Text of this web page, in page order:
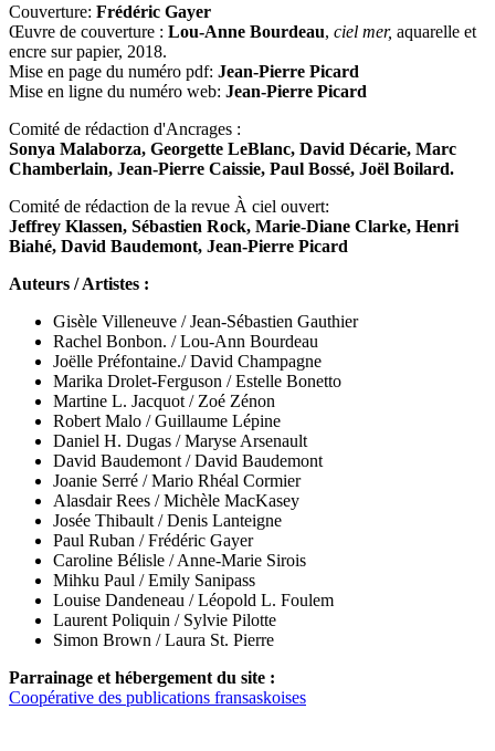
Couverture: Frédéric Gayer
Œuvre de couverture : Lou-Anne Bourdeau, ciel mer, aquarelle et
encre sur papier, 2018.
Mise en page du numéro pdf: Jean-Pierre Picard
Mise en ligne du numéro web: Jean-Pierre Picard
Comité de rédaction d'Ancrages :
Sonya Malaborza, Georgette LeBlanc, David Décarie, Marc
Chamberlain, Jean-Pierre Caissie, Paul Bossé, Joël Boilard.
Comité de rédaction de la revue À ciel ouvert:
Jeffrey Klassen, Sébastien Rock, Marie-Diane Clarke, Henri
Biahé, David Baudemont, Jean-Pierre Picard
Auteurs / Artistes :
Gisèle Villeneuve / Jean-Sébastien Gauthier
Rachel Bonbon. / Lou-Ann Bourdeau
Joëlle Préfontaine./ David Champagne
Marika Drolet-Ferguson / Estelle Bonetto
Martine L. Jacquot / Zoé Zénon
Robert Malo / Guillaume Lépine
Daniel H. Dugas / Maryse Arsenault
David Baudemont / David Baudemont
Joanie Serré / Mario Rhéal Cormier
Alasdair Rees /Michèle MacKasey
Josée Thibault / Denis Lanteigne
Paul Ruban / Frédéric Gayer
Caroline Bélisle / Anne-Marie Sirois
Mihku Paul / Emily Sanipass
Louise Dandeneau /Léopold L. Foulem
Laurent Poliquin / Sylvie Pilotte
Simon Brown / Laura St. Pierre
Parrainage et hébergement du site :
Coopérative des publications fransaskoises